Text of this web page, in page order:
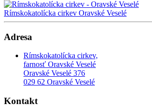
Rímskokatolícka cirkev Oravské Veselé
Adresa
Rímskokatolícka cirkev,
farnosť Oravské Veselé
Oravské Veselé 376
029 62 Oravské Veselé
Kontakt